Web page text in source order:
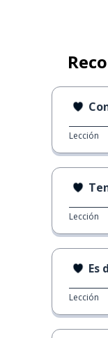
Lección
Lección
Es
Lección